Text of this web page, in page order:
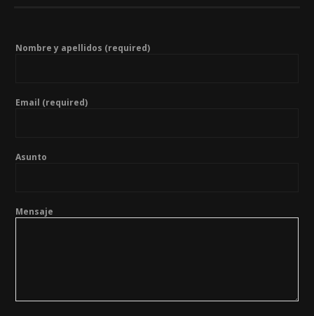
Nombre y apellidos (required)
Email (required)
Asunto
Mensaje